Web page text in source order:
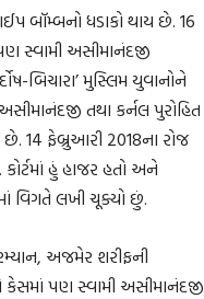
બૉમ્બનો ધડાકો થાય છે. 16
સ્વામી અસીમાનંદજી
બિચારા’ મુસ્લિમ યુવાનોને
તથા કર્નલ પુરોહિત
છે. 14 ફેબ્રુઆરી 2018ના રોજ
હું હાજર હતો અને
વિગતે લખી ચૂક્યો છું.
અજમેર શરીફની
કેસમાં પણ સ્વામી અસીમાનંદજી